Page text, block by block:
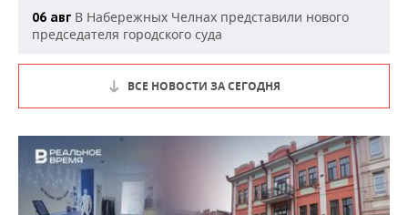
06 авг В Набережных Челнах представили нового
председателя городского суда
ВСЕ НОВОСТИ ЗА СЕГОДНЯ